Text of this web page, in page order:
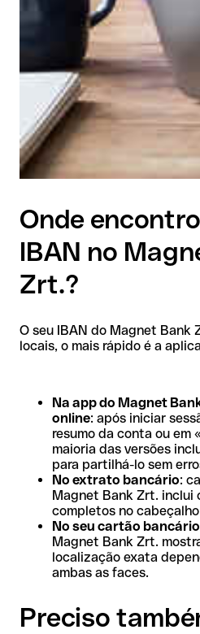
Onde
IBAN no
Zrt.?
O seu IBAN do Magnet Bank
locais, o mais rápido é a
Na app do Magnet
online: após iniciar
resumo da conta ou em
maioria das versões
para partilhá-lo sem
No extrato bancário:
Magnet Bank Zrt. inclui
completos no
No seu cartão bancário
Magnet Bank Zrt.
localização exata
ambas as faces.
Preciso